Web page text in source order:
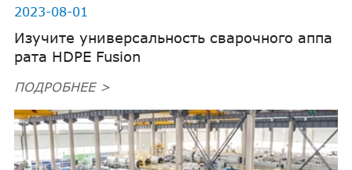
2023-08-01
Изучите универсальность сварочного аппа
рата HDPE Fusion
ПОДРОБНЕЕ >